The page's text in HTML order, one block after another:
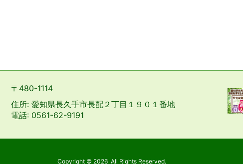
〒480-1114
住所: 愛知県長久手市長配２丁目１９０１番地
電話: 0561-62-9191
Copyright © 2026 All Rights Reserved.